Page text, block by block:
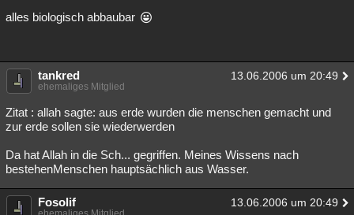
alles biologisch abbaubar
tankred 13.06.2006 um 20:49
ehemaliges Mitglied
Zitat : allah sagte: aus erde wurden die menschen gemacht und
zur erde sollen sie wiederwerden
Da hat Allah in die Sch... gegriffen. Meines Wissens nach
bestehenMenschen hauptsächlich aus Wasser.
Fosolif 13.06.2006 um 20:49